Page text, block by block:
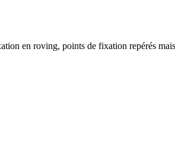
en roving, points de fixation repérés